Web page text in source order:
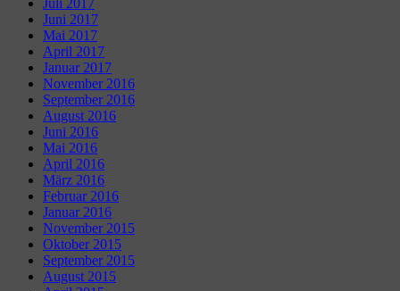
Juni 2017
Mai 2017
April 2017
Januar 2017
November 2016
September 2016
August 2016
Juni 2016
Mai 2016
April 2016
März 2016
Februar 2016
Januar 2016
November 2015
Oktober 2015
September 2015
August 2015